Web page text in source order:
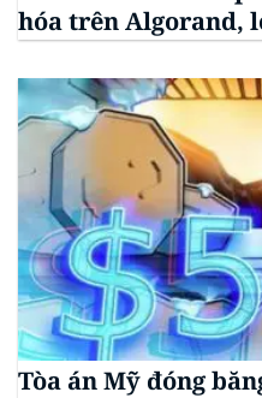
hóa trên Algorand,
Tòa án Mỹ đóng